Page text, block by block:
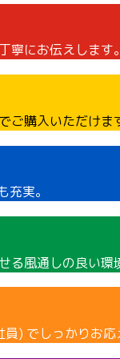
寧にお伝えします。
ご購入いただけま
実。
る風通しの良い環
) でしっかりお応